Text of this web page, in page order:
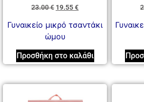
23.00€ 19.55€
Γυναικείο μικρό τσαντάκι
ώμου
Προσθήκη στο καλάθι